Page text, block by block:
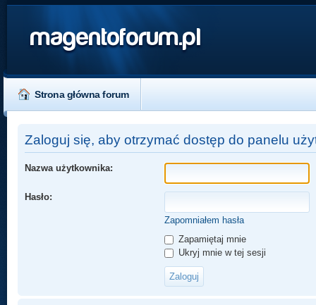
magentoforum.pl
Strona główna forum
Zaloguj się, aby otrzymać dostęp do panelu
Nazwa użytkownika:
Hasło:
Zapomniałem hasła
Zapamiętaj mnie
Ukryj mnie w tej sesji